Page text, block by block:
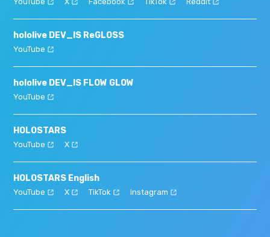
hololive DEV_IS ReGLOSS
YouTube
hololive DEV_IS FLOW GLOW
YouTube
HOLOSTARS
YouTube X
HOLOSTARS English
YouTube X TikTok Instagram